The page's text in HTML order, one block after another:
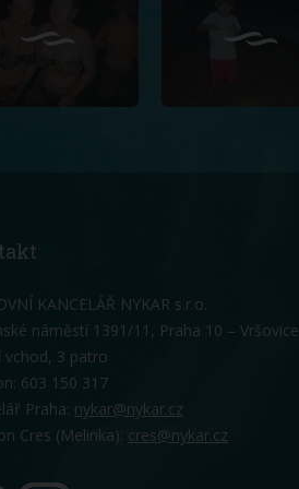
KANCELÁŘ NYKAR s.r.o.
náměstí 1391/11, Praha 10 – Vršovice
vchod, 3 patro
603 150 317
Praha: nykar@nykar.cz
Cres (Melinka): cres@nykar.cz